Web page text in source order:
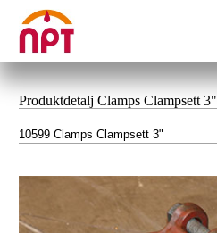
Produktdetalj Clamps Clampsett 3"
10599 Clamps Clampsett 3"